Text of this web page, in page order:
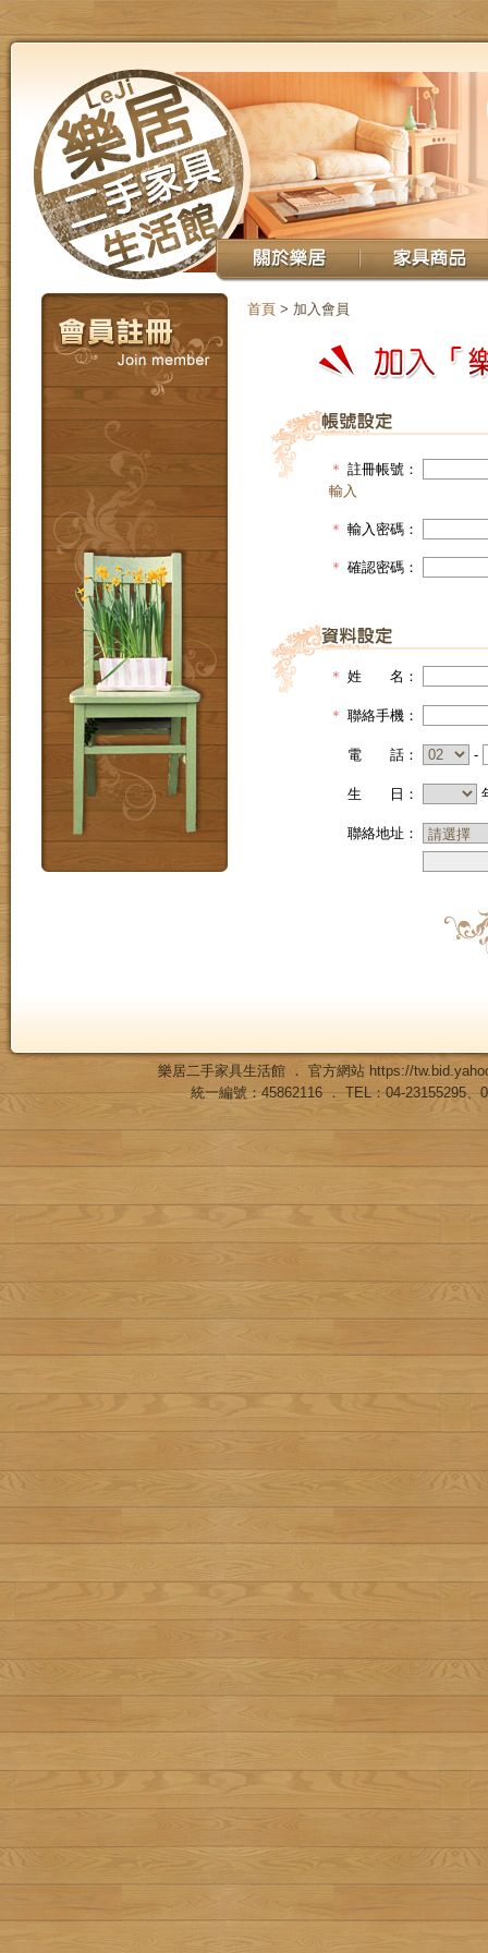
首頁 > 加入會員
＊ 註冊帳號：
輸入
＊ 輸入密碼：
＊ 確認密碼：
＊ 姓 名：
＊ 聯絡手機：
電 話： -
生 日：
聯絡地址：
樂居二手家具生活館 ． 官方網站 https://
統一編號：45862116 ． TEL：04-23155295